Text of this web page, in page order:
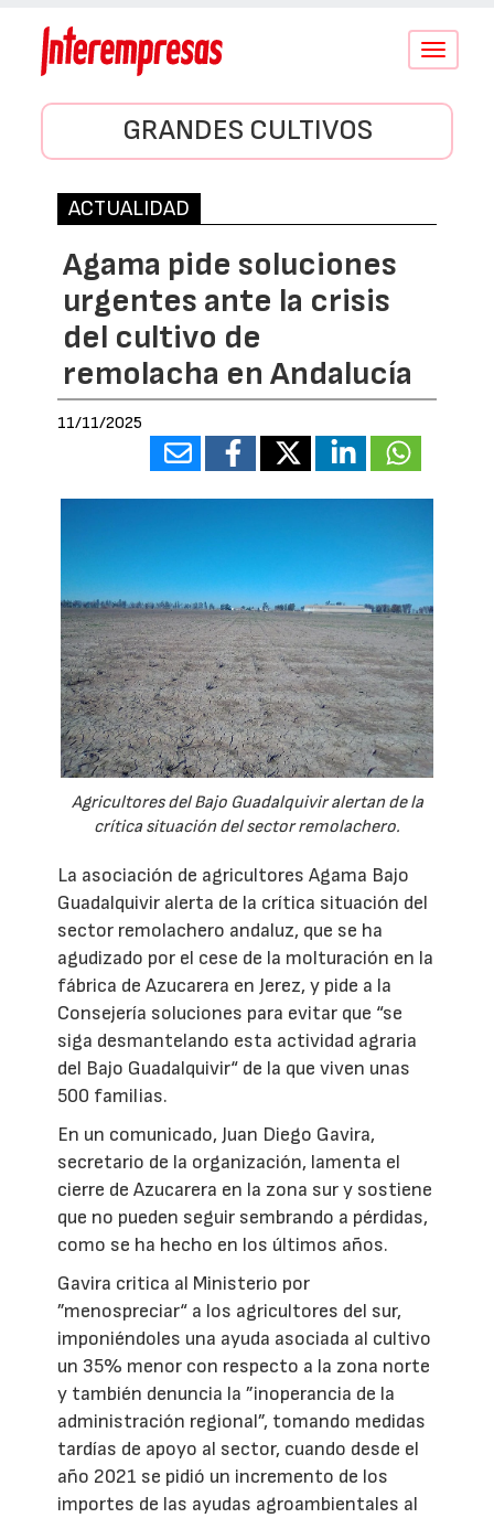
Conmutar
GRANDES CULTIVOS
ACTUALIDAD
Agama pide soluciones
urgentes ante la crisis
del cultivo de
remolacha en Andalucía
11/11/2025
Agricultores del Bajo Guadalquivir alertan de la
crítica situación del sector remolachero.
La asociación de agricultores Agama Bajo
Guadalquivir alerta de la crítica situación del
sector remolachero andaluz, que se ha
agudizado por el cese de la molturación en la
fábrica de Azucarera en Jerez, y pide a la
Consejería soluciones para evitar que “se
siga desmantelando esta actividad agraria
del Bajo Guadalquivir“ de la que viven unas
500 familias.
En un comunicado, Juan Diego Gavira,
secretario de la organización, lamenta el
cierre de Azucarera en la zona sur y sostiene
que no pueden seguir sembrando a pérdidas,
como se ha hecho en los últimos años.
Gavira critica al Ministerio por
”menospreciar“ a los agricultores del sur,
imponiéndoles una ayuda asociada al cultivo
un 35% menor con respecto a la zona norte
y también denuncia la ”inoperancia de la
administración regional”, tomando medidas
tardías de apoyo al sector, cuando desde el
año 2021 se pidió un incremento de los
importes de las ayudas agroambientales al